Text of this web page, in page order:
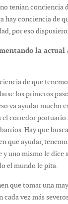
tenían
conciencia de
por eso
la
de que
los primeros
va ayudar mucho
corredor
Hay que
que ayudar,
y uno mismo le
el mundo le pita.
que tomar una
vez más